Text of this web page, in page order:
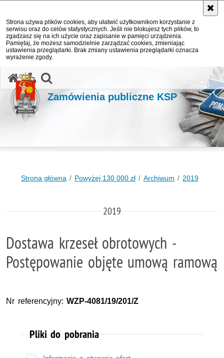
Strona używa plików cookies, aby ułatwić użytkownikom korzystanie z
serwisu oraz do celów statystycznych. Jeśli nie blokujesz tych plików, to
zgadzasz się na ich użycie oraz zapisanie w pamięci urządzenia.
Pamiętaj, że możesz samodzielnie zarządzać cookies, zmieniając
ustawienia przeglądarki. Brak zmiany ustawienia przeglądarki oznacza
wyrażenie zgody.
Zamówienia publiczne KSP
Strona główna Powyżej 130 000 zł Archiwum 2019
2019
Dostawa krzeseł obrotowych -
Postępowanie objęte umową ramową
Nr referencyjny:WZP-4081/19/201/Z
Pliki do pobrania